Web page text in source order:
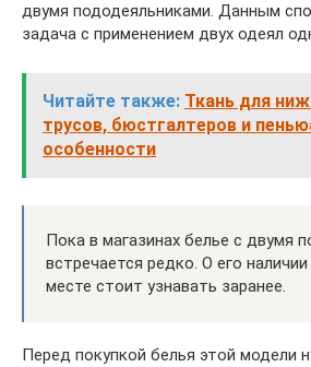
двумя пододеяльниками. Данным
задача с применением двух одеял
Читайте также: Ткань для
трусов, бюстгалтеров и
особенности
Пока в магазинах белье с двумя
встречается редко. О его
месте стоит узнавать заранее.
Перед покупкой белья этой модели